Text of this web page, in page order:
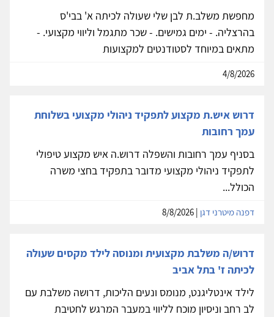
מחפשת משלב.ת לבן שלי שעולה לכיתה א' בבי'ס
בהרצליה. - ימים גמישים. - שכר מתגמל וליווי מקצועי. -
מתאים במיוחד לסטודנטים למקצועות
4/8/2026
דרוש איש.ת מקצוע לתפקיד ניהולי מקצועי בשלוחת
עמך רחובות
בסניף עמך רחובות והשפלה דרוש.ה איש מקצוע טיפולי
לתפקיד ניהולי מקצועי מדובר בתפקיד בחצי משרה
הכולל...
דפנה מיטרני דגן
דרוש/ה משלבת מקצועית ומנוסה לילד מקסים שעולה
לכיתה ז' בתל אביב
לילד אינטליגנט, מנומס ונעים הליכות, דרושה משלבת עם
לב רחב וניסיון מוכח לליווי במעבר המרגש לחטיבת